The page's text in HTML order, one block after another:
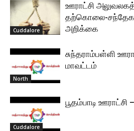
Cuddalore
ஊராட்சி
தற்கொலை-
அறிக்கை
North
சுந்தராம்பள்ளி
மாவட்டம்
Cuddalore
பூதம்பாடி